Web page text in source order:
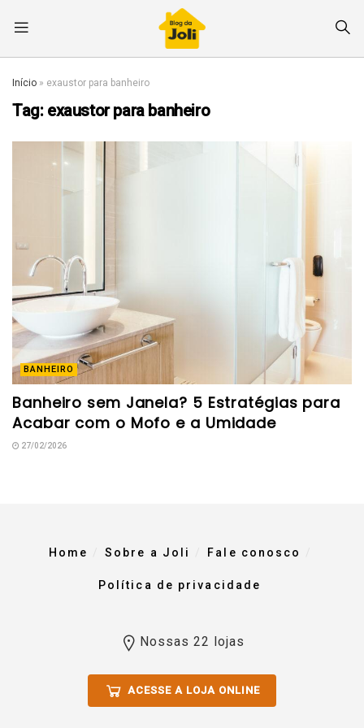
Início » exaustor para banheiro
Tag: exaustor para banheiro
BANHEIRO
Banheiro sem Janela? 5 Estratégias para
Acabar com o Mofo e a Umidade
27/02/2026
Home Sobre a Joli Fale conosco
Política de privacidade
Nossas 22 lojas
ACESSE A LOJA ONLINE